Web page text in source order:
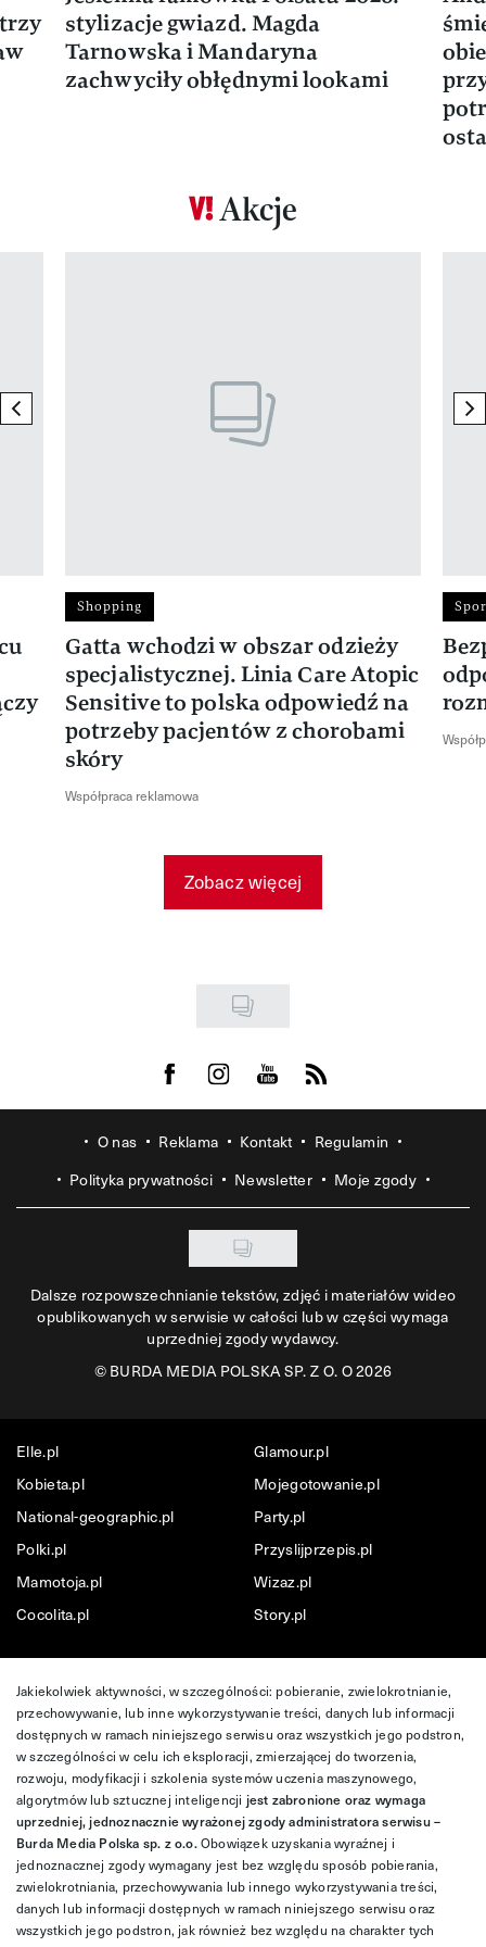
stylizacje gwiazd. Magda
Tarnowska i Mandaryna
zachwyciły obłędnymi lookami
Akcje
previous element
Shopping
Gatta wchodzi w obszar odzieży
specjalistycznej. Linia Care Atopic
Sensitive to polska odpowiedź na
potrzeby pacjentów z chorobami
skóry
Współpraca reklamowa
Zobacz więcej
Visit us on Facebook
Visit us on Instagram
Visit us on Youtube
Visit us on Rss
O nas Reklama Kontakt
Regulamin
Polityka prywatności
Newsletter Moje zgody
Dalsze rozpowszechnianie tekstów, zdjęć i materiałów wideo
opublikowanych w serwisie w całości lub w części wymaga
uprzedniej zgody wydawcy.
©BURDA MEDIA POLSKA SP. Z O. O 2026
Elle.pl
Glamour.pl
Kobieta.pl
Mojegotowanie.pl
National-geographic.pl
Party.pl
Polki.pl
Przyslijprzepis.pl
Mamotoja.pl
Wizaz.pl
Cocolita.pl
Story.pl
Jakiekolwiek aktywności, w szczególności: pobieranie, zwielokrotnianie,
przechowywanie, lub inne wykorzystywanie treści, danych lub informacji
dostępnych w ramach niniejszego serwisu oraz wszystkich jego podstron,
w szczególności w celu ich eksploracji, zmierzającej do tworzenia,
rozwoju, modyfikacji i szkolenia systemów uczenia maszynowego,
algorytmów lub sztucznej inteligencji jest zabronione oraz wymaga
uprzedniej, jednoznacznie wyrażonej zgody administratora serwisu –
Burda Media Polska sp. z o.o.Obowiązek uzyskania wyraźnej i
jednoznacznej zgody wymagany jest bez względu sposób pobierania,
zwielokrotniania, przechowywania lub innego wykorzystywania treści,
danych lub informacji dostępnych w ramach niniejszego serwisu oraz
wszystkich jego podstron, jak również bez względu na charakter tych